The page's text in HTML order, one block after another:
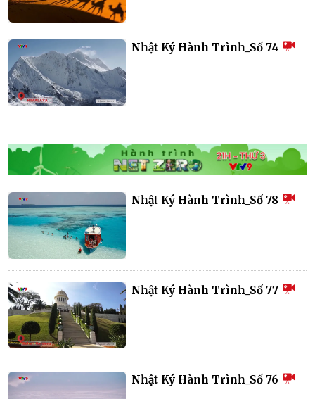
Nhật Ký Hành Trình_Số 74
Nhật Ký Hành Trình_Số 78
Nhật Ký Hành Trình_Số 77
Nhật Ký Hành Trình_Số 76